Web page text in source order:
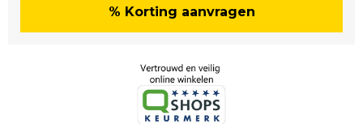
% Korting aanvragen